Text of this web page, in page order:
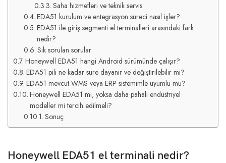
Saha hizmetleri ve teknik servis
EDA51 kurulum ve entegrasyon süreci nasıl işler?
EDA51 ile giriş segmenti el terminalleri arasındaki fark
nedir?
Sık sorulan sorular
Honeywell EDA51 hangi Android sürümünde çalışır?
EDA51 pili ne kadar süre dayanır ve değiştirilebilir mi?
EDA51 mevcut WMS veya ERP sistemimle uyumlu mu?
Honeywell EDA51 mi, yoksa daha pahalı endüstriyel
modeller mi tercih edilmeli?
Sonuç
Honeywell EDA51 el terminali nedir?